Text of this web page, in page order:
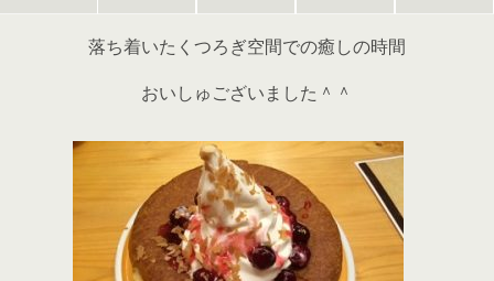
落ち着いたくつろぎ空間での癒しの時間
おいしゅございました＾＾